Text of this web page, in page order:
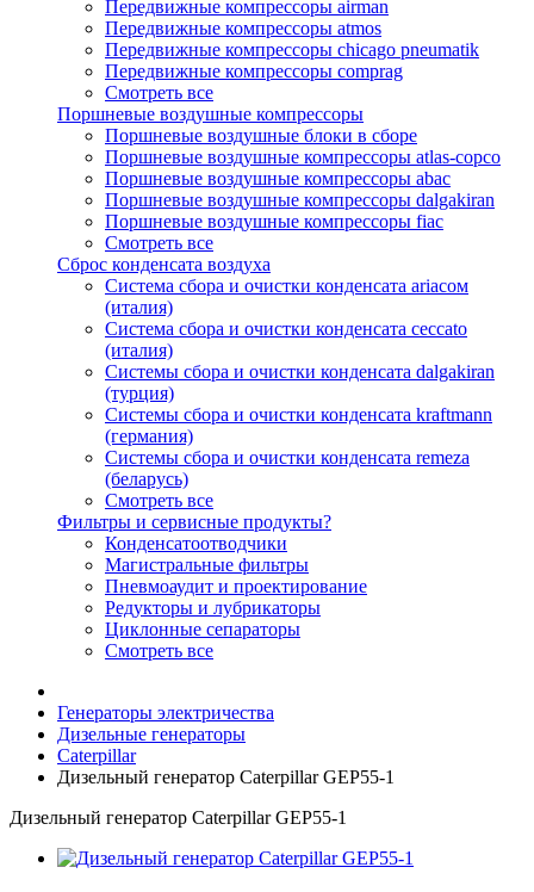
Передвижные компрессоры airman
Передвижные компрессоры atmos
Передвижные компрессоры chicago pneumatik
Передвижные компрессоры comprag
Смотреть все
Поршневые воздушные компрессоры
Поршневые воздушные блоки в сборе
Поршневые воздушные компрессоры atlas-copco
Поршневые воздушные компрессоры abac
Поршневые воздушные компрессоры dalgakiran
Поршневые воздушные компрессоры fiac
Смотреть все
Сброс конденсата воздуха
Система сбора и очистки конденсата ariacом
(италия)
Система сбора и очистки конденсата ceccato
(италия)
Системы сбора и очистки конденсата dalgakiran
(турция)
Системы сбора и очистки конденсата kraftmann
(германия)
Системы сбора и очистки конденсата remeza
(беларусь)
Смотреть все
Фильтры и сервисные продукты?
Конденсатоотводчики
Магистральные фильтры
Пневмоаудит и проектирование
Редукторы и лубрикаторы
Циклонные сепараторы
Смотреть все
Генераторы электричества
Дизельные генераторы
Caterpillar
Дизельный генератор Caterpillar GEP55-1
Дизельный генератор Caterpillar GEP55-1